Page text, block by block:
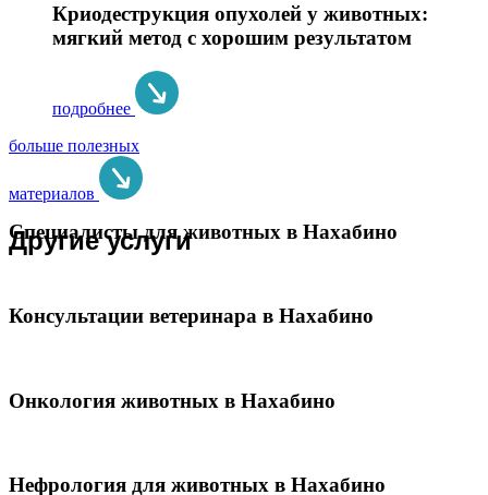
Криодеструкция опухолей у животных:
мягкий метод с хорошим результатом
подробнее
больше полезных
материалов
Другие услуги
Специалисты для животных в Нахабино
Консультации ветеринара в Нахабино
Онкология животных в Нахабино
Нефрология для животных в Нахабино